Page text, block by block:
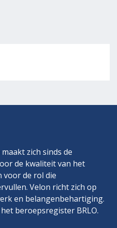
zich sinds de
de kwaliteit van het
voor de rol die
Velon richt zich op
en belangenbehartiging.
beroepsregister BRLO.